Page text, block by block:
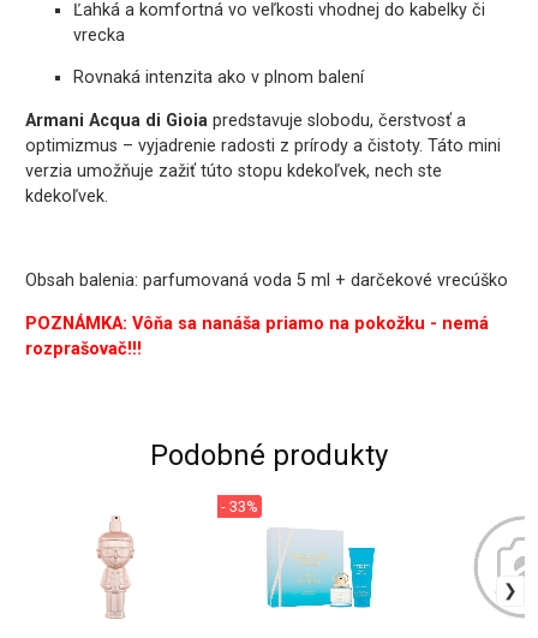
Ľahká a komfortná vo veľkosti vhodnej do kabelky či
vrecka
Rovnaká intenzita ako v plnom balení
Armani Acqua di Gioia predstavuje slobodu, čerstvosť a
optimizmus – vyjadrenie radosti z prírody a čistoty. Táto mini
verzia umožňuje zažiť túto stopu kdekoľvek, nech ste
kdekoľvek.
Obsah balenia: parfumovaná voda 5 ml + darčekové vrecúško
POZNÁMKA: Vôňa sa nanáša priamo na pokožku - nemá
rozprašovač!!!
Podobné produkty
- 33%